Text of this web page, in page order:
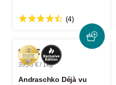
(4)
9,99 €
39,96 € / 1kg
Andraschko Déjà vu